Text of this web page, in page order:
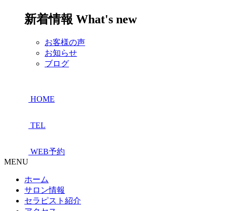
新着情報 What's new
お客様の声
お知らせ
ブログ
HOME
TEL
WEB予約
MENU
ホーム
サロン情報
セラピスト紹介